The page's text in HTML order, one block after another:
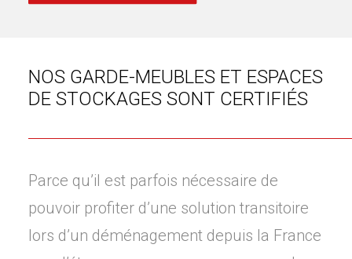
NOS GARDE-MEUBLES ET ESPACES
DE STOCKAGES SONT CERTIFIÉS
Parce qu’il est parfois nécessaire de
pouvoir profiter d’une solution transitoire
lors d’un déménagement depuis la France